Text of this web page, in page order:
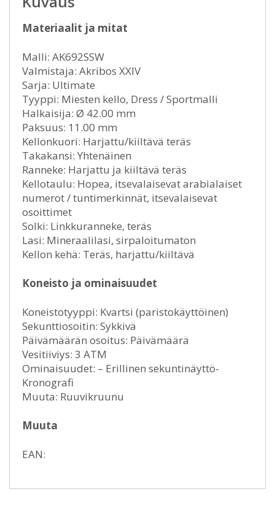
Materiaalit ja mitat
Malli: AK692SSW
Valmistaja: Akribos XXIV
Sarja: Ultimate
Tyyppi: Miesten kello, Dress / Sportmalli
Halkaisija: Ø 42.00 mm
Paksuus: 11.00 mm
Kellonkuori: Harjattu/kiiltävä teräs
Takakansi: Yhtenäinen
Ranneke: Harjattu ja kiiltävä teräs
Kellotaulu: Hopea, itsevalaisevat arabialaiset
numerot / tuntimerkinnät, itsevalaisevat
osoittimet
Solki: Linkkuranneke, teräs
Lasi: Mineraalilasi, sirpaloitumaton
Kellon kehä: Teräs, harjattu/kiiltävä
Koneisto ja ominaisuudet
Koneistotyyppi: Kvartsi (paristokäyttöinen)
Sekunttiosoitin: Sykkivä
Päivämäärän osoitus: Päivämäärä
Vesitiiviys: 3 ATM
Ominaisuudet: – Erillinen sekuntinäyttö-
Kronografi
Muuta: Ruuvikruunu
Muuta
EAN: